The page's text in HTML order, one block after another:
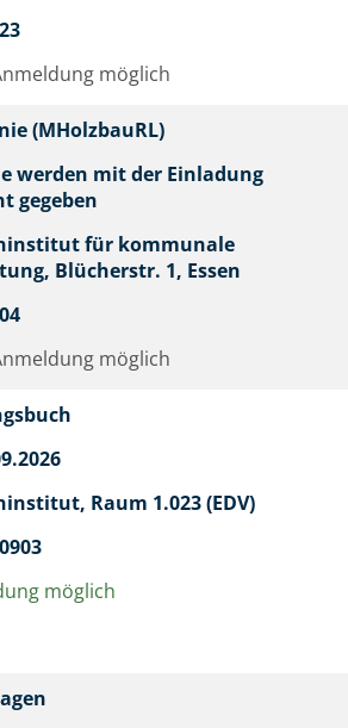
möglich
(MHolzbauRL)
werden mit der Einladung
gegeben
für kommunale
Blücherstr. 1, Essen
möglich
Raum 1.023 (EDV)
möglich